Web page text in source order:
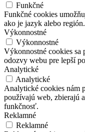
Funkčné
Funkčné cookies
ako je jazyk alebo región.
Výkonnostné
Výkonnostné
Výkonnostné cookies sa
odozvy webu pre lepší
Analytické
Analytické
Analytické cookies nám
používajú web, zbierajú
funkčnosť.
Reklamné
Reklamné